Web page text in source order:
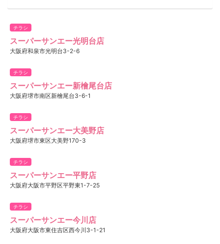
チラシ
スーパーサンエー光明台店
大阪府和泉市光明台3-2-6
チラシ
スーパーサンエー新檜尾台店
大阪府堺市南区新檜尾台3-6-1
チラシ
スーパーサンエー大美野店
大阪府堺市東区大美野170-3
チラシ
スーパーサンエー平野店
大阪府大阪市平野区平野東1-7-25
チラシ
スーパーサンエー今川店
大阪府大阪市東住吉区西今川3-1-21